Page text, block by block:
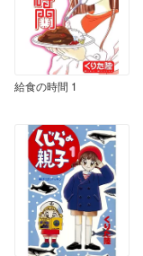
給食の時間 1